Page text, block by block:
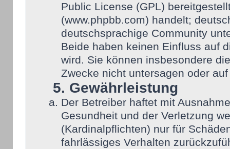
Public License (GPL)
(www.phpbb.com) handelt;
deutschsprachige Community
Beide haben keinen Einfluss auf
wird. Sie können insbesondere
Zwecke nicht untersagen oder
5. Gewährleistung
Der Betreiber haftet mit
Gesundheit und der Verletzung
(Kardinalpflichten) nur für
fahrlässiges Verhalten